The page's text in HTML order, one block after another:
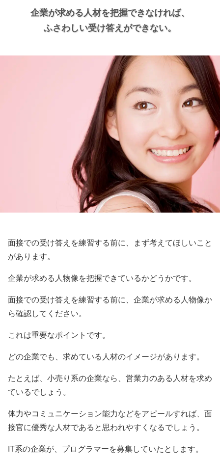
企業が求める人材を把握できなければ、
ふさわしい受け答えができない。
面接での受け答えを練習する前に、まず考えてほしいこと
があります。
企業が求める人物像を把握できているかどうかです。
面接での受け答えを練習する前に、企業が求める人物像か
ら確認してください。
これは重要なポイントです。
どの企業でも、求めている人材のイメージがあります。
たとえば、小売り系の企業なら、営業力のある人材を求め
ているでしょう。
体力やコミュニケーション能力などをアピールすれば、面
接官に優秀な人材であると思われやすくなるでしょう。
IT系の企業が、プログラマーを募集していたとします。